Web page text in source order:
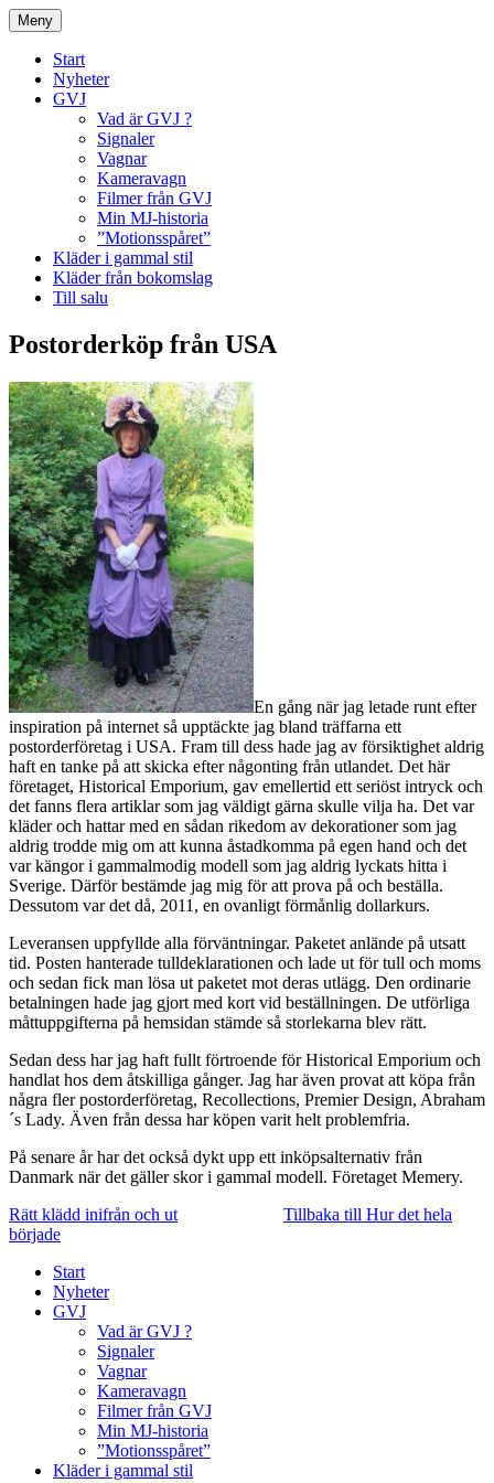
Hoppa
till
innehåll
Meny
Start
Nyheter
GVJ
Vad är GVJ ?
Signaler
Vagnar
Kameravagn
Filmer från GVJ
Min MJ-historia
”Motionsspåret”
Kläder i gammal stil
Kläder från bokomslag
Till salu
Postorderköp från USA
En gång när jag letade runt efter
inspiration på internet så upptäckte jag bland träffarna ett
postorderföretag i USA. Fram till dess hade jag av försiktighet aldrig
haft en tanke på att skicka efter någonting från utlandet. Det här
företaget, Historical Emporium, gav emellertid ett seriöst intryck och
det fanns flera artiklar som jag väldigt gärna skulle vilja ha. Det var
kläder och hattar med en sådan rikedom av dekorationer som jag
aldrig trodde mig om att kunna åstadkomma på egen hand och det
var kängor i gammalmodig modell som jag aldrig lyckats hitta i
Sverige. Därför bestämde jag mig för att prova på och beställa.
Dessutom var det då, 2011, en ovanligt förmånlig dollarkurs.
Leveransen uppfyllde alla förväntningar. Paketet anlände på utsatt
tid. Posten hanterade tulldeklarationen och lade ut för tull och moms
och sedan fick man lösa ut paketet mot deras utlägg. Den ordinarie
betalningen hade jag gjort med kort vid beställningen. De utförliga
måttuppgifterna på hemsidan stämde så storlekarna blev rätt.
Sedan dess har jag haft fullt förtroende för Historical Emporium och
handlat hos dem åtskilliga gånger. Jag har även provat att köpa från
några fler postorderföretag, Recollections, Premier Design, Abraham
´s Lady. Även från dessa har köpen varit helt problemfria.
På senare år har det också dykt upp ett inköpsalternativ från
Danmark när det gäller skor i gammal modell. Företaget Memery.
Rätt klädd inifrån och ut
Tillbaka till Hur det hela
började
Start
Nyheter
GVJ
Vad är GVJ ?
Signaler
Vagnar
Kameravagn
Filmer från GVJ
Min MJ-historia
”Motionsspåret”
Kläder i gammal stil